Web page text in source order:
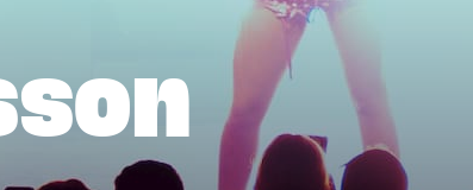
Over AB
Contact